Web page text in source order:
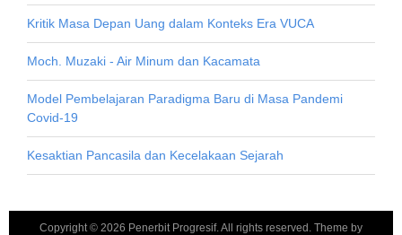
Kritik Masa Depan Uang dalam Konteks Era VUCA
Moch. Muzaki - Air Minum dan Kacamata
Model Pembelajaran Paradigma Baru di Masa Pandemi
Covid-19
Kesaktian Pancasila dan Kecelakaan Sejarah
Copyright © 2026 Penerbit Progresif. All rights reserved. Theme by